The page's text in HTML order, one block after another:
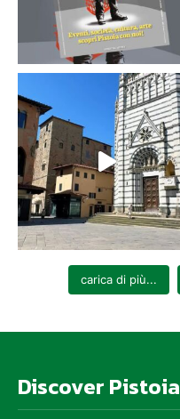
carica di più...
Discover Pistoia